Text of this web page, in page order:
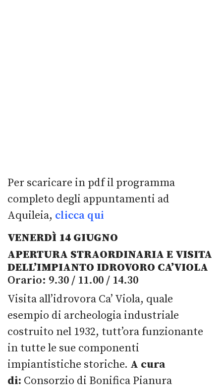
Per scaricare in pdf il programma
completo degli appuntamenti ad
Aquileia, clicca qui
VENERDÌ 14 GIUGNO
APERTURA STRAORDINARIA E VISITA
DELL’IMPIANTO IDROVORO CA’VIOLA
Orario: 9.30 / 11.00 / 14.30
Visita all’idrovora Ca’ Viola, quale
esempio di archeologia industriale
costruito nel 1932, tutt’ora funzionante
in tutte le sue componenti
impiantistiche storiche. A cura
di: Consorzio di Bonifica Pianura